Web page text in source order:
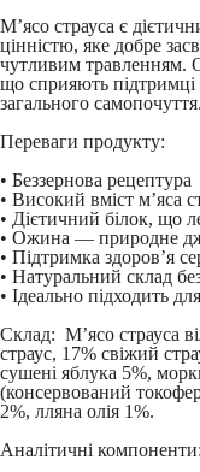
М’ясо страуса є
цінністю, яке добре
чутливим травленням.
що сприяють підтримці
загального самопочуття.
Переваги продукту:
• Беззернова рецептура
• Високий вміст м’яса
• Дієтичний білок, що
• Ожина — природне
• Підтримка здоров’я
• Натуральний склад
• Ідеально підходить
Склад: М’ясо страуса
страус, 17% свіжий
сушені яблука 5%,
(консервований
2%, лляна олія 1%.
Аналітичні компоненти: